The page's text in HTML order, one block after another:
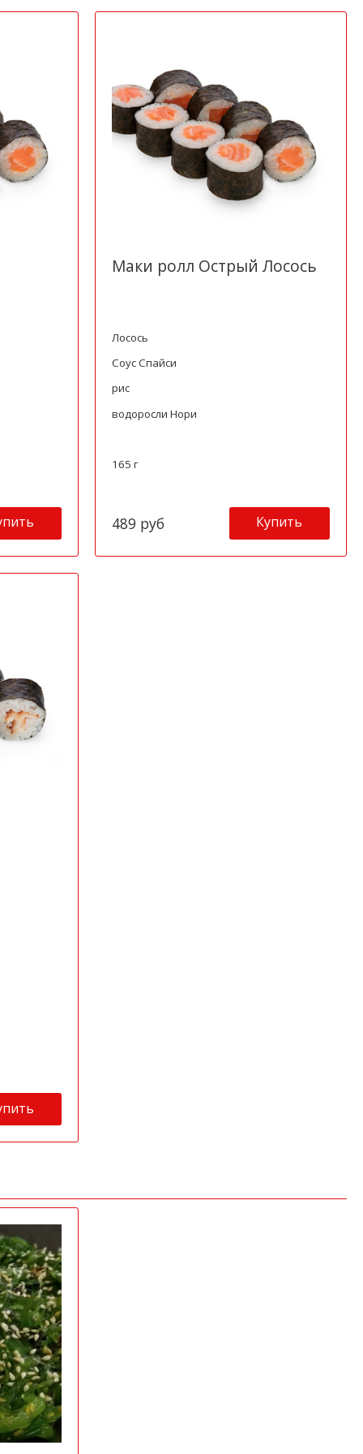
Маки ролл Острый Лосось
Лосось
Соус Спайси
рис
водоросли Нори
165 г
489 руб Купить